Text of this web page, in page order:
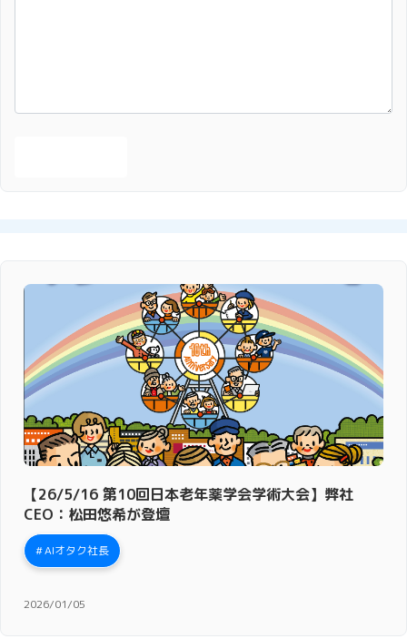
【26/5/16 第10回日本老年薬学会学術大会】弊社
CEO：松田悠希が登壇
AIオタク社長
2026/01/05